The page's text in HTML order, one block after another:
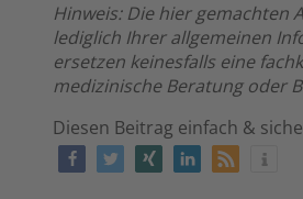
Hinweis: Die hier gemachten
lediglich Ihrer allgemeinen
ersetzen keinesfalls eine
medizinische Beratung oder
Diesen Beitrag einfach &